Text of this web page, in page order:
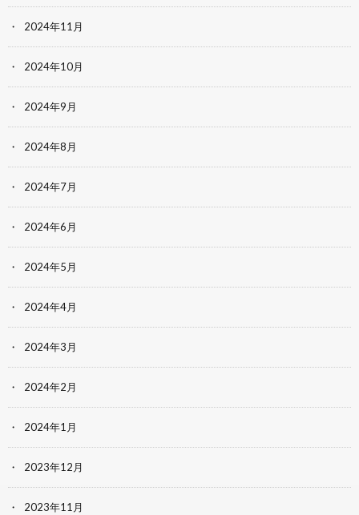
2024年11月
2024年10月
2024年9月
2024年8月
2024年7月
2024年6月
2024年5月
2024年4月
2024年3月
2024年2月
2024年1月
2023年12月
2023年11月